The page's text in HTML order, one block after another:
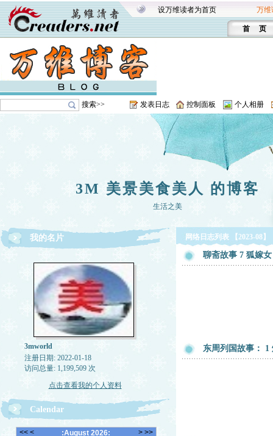
设万维读者为首页 万维
首 页
搜索>> 发表日志 控制面板 个人相册
3M 美景美食美人 的博客
生活之美
我的名片
3mworld
注册日期: 2022-01-18
访问总量: 1,199,509 次
点击查看我的个人资料
Calendar
网络日志列表 【2023-08】
聊斋故事 7 狐嫁女
东周列国故事： 1